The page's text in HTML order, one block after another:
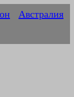
Австралия